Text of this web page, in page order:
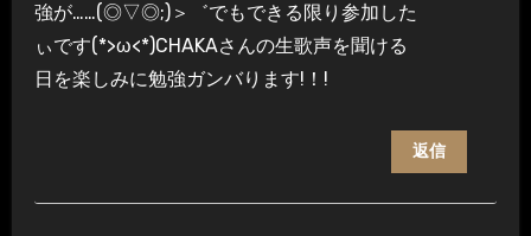
強が……(◎▽◎;)＞゛でもできる限り参加した
ぃです(*>ω<*)CHAKAさんの生歌声を聞ける
日を楽しみに勉強ガンバります!！!
返信